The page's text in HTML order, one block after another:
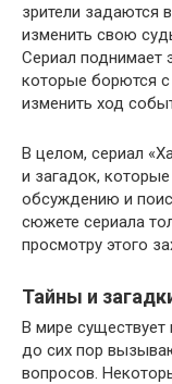
зрители задаются
изменить свою
Сериал поднимает
которые борются
изменить ход
В целом, сериал
и загадок,
обсуждению и
сюжете сериала
просмотру этого
Тайны и
В мире существует
до сих пор
вопросов.